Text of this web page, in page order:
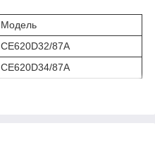
Модель
CE620D32/87A
CE620D34/87A